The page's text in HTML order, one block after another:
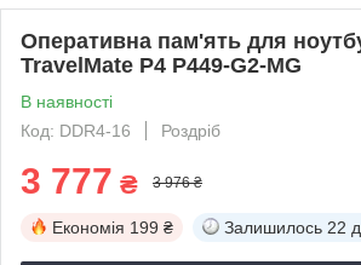
Оперативна пам'ять для
TravelMate P4 P449-G2-MG
В наявності
Код: DDR4-16
Роздріб
3 777 ₴ 3 976 ₴
Економія 199 ₴ Залишилось 22